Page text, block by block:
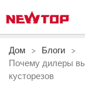
Дом > Блоги >
Почему дилеры
кусторезов